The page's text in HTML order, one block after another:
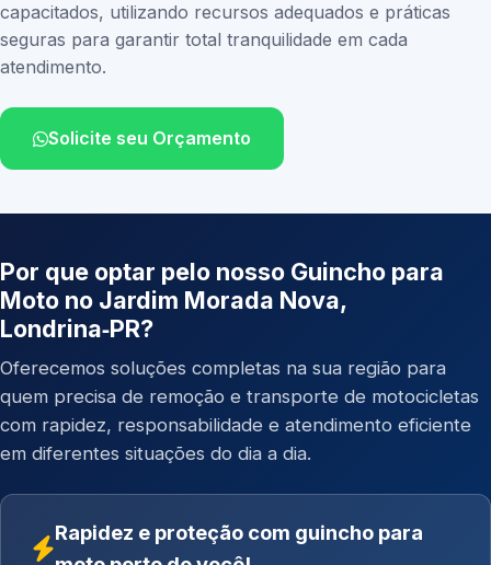
capacitados, utilizando recursos adequados e práticas
seguras para garantir total tranquilidade em cada
atendimento.
Solicite seu Orçamento
Por que optar pelo nosso Guincho para
Moto no Jardim Morada Nova,
Londrina‑PR?
Oferecemos soluções completas na sua região para
quem precisa de remoção e transporte de motocicletas
com rapidez, responsabilidade e atendimento eficiente
em diferentes situações do dia a dia.
Rapidez e proteção com guincho para